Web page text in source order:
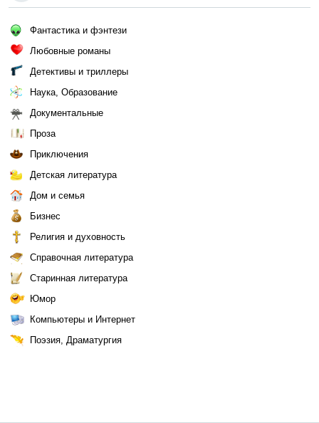
Фантастика и фэнтези
Любовные романы
Детективы и триллеры
Наука, Образование
Документальные
Проза
Приключения
Детская литература
Дом и семья
Бизнес
Религия и духовность
Справочная литература
Старинная литература
Юмор
Компьютеры и Интернет
Поэзия, Драматургия